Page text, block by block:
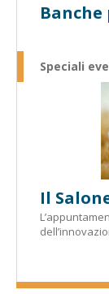
Speciali
Il